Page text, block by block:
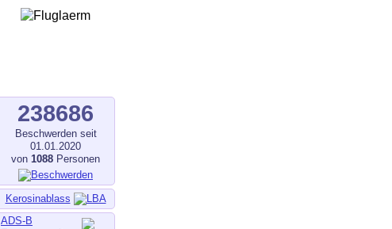
238686
Beschwerden seit
01.01.2020
von 1088 Personen
Kerosinablass
ADS-B